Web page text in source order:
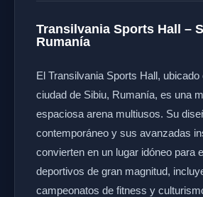
Transilvania Sports Hall –
Rumanía
El Transilvania Sports Hall,
ciudad de Sibiu, Rumanía, es una
espaciosa arena multiusos. Su
contemporáneo y sus avanzadas
convierten en un lugar idóneo para
deportivos de gran magnitud,
campeonatos de fitness y